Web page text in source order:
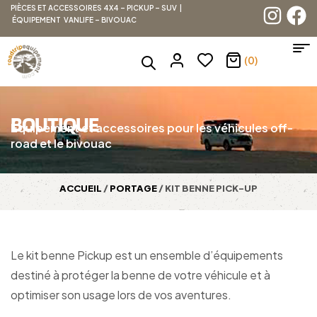
PIÈCES ET ACCESSOIRES 4X4 – PICKUP – SUV |
ÉQUIPEMENT VANLIFE – BIVOUAC
(0)
BOUTIQUE
Équipement et accessoires pour les véhicules off-
road et le bivouac
ACCUEIL /PORTAGE/ KIT BENNE PICK-UP
Le kit benne Pickup est un ensemble d’équipements
destiné à protéger la benne de votre véhicule et à
optimiser son usage lors de vos aventures.